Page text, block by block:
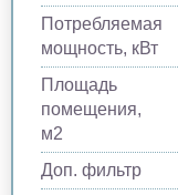
Потребляемая
мощность, кВт
Площадь
помещения,
м2
Доп. фильтр